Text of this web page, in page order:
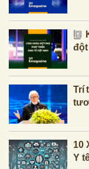
đột
Trí
10
Y